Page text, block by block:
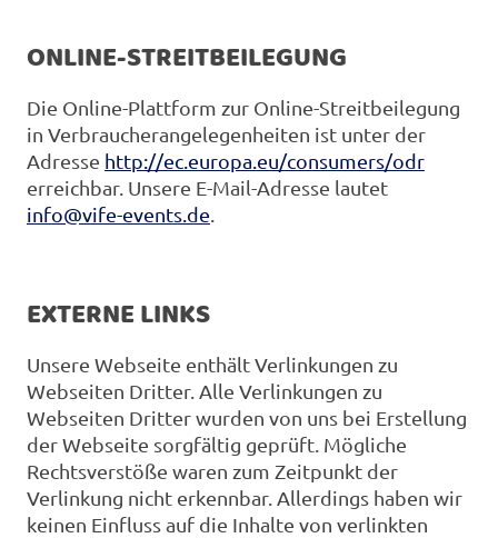
ONLINE-STREITBEILEGUNG
Die Online-Plattform zur Online-Streitbeilegung
in Verbraucherangelegenheiten ist unter der
Adresse http://ec.europa.eu/consumers/odr
erreichbar. Unsere E-Mail-Adresse lautet
info@vife-events.de.
EXTERNE LINKS
Unsere Webseite enthält Verlinkungen zu
Webseiten Dritter. Alle Verlinkungen zu
Webseiten Dritter wurden von uns bei Erstellung
der Webseite sorgfältig geprüft. Mögliche
Rechtsverstöße waren zum Zeitpunkt der
Verlinkung nicht erkennbar. Allerdings haben wir
keinen Einfluss auf die Inhalte von verlinkten